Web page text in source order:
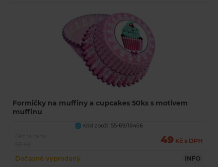
Formičky na muffiny a cupcakes 50ks s motivem
muffinu
U Kód zboží: 55-69/18466
49 Kč s DPH
Dočasně vyprodaný INFO